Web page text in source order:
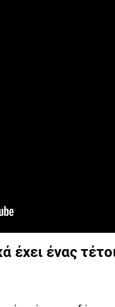
έχει ένας